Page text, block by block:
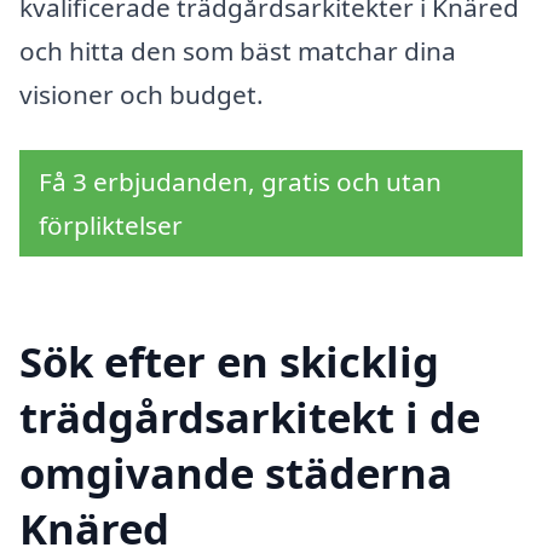
kvalificerade trädgårdsarkitekter i Knäred
och hitta den som bäst matchar dina
visioner och budget.
Få 3 erbjudanden, gratis och utan
förpliktelser
Sök efter en skicklig
trädgårdsarkitekt i de
omgivande städerna
Knäred